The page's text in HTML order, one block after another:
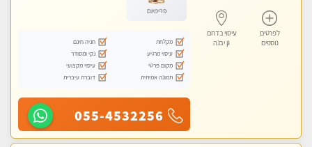
לפרטים
נוספים
עיסוי בדרום
גן יבנה
פרימיום
מקלחת
חניה חינם
עיסוי מרגיע
נקי ומסודר
מקום פרטי
עיסוי מקצועי
תמונה אמיתית
דוברת עיברית
055-4532256